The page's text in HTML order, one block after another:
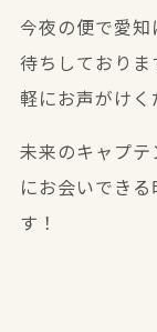
今夜の便で愛
待ちしており
軽にお声がけく
未来のキャプ
にお会いでき
す！